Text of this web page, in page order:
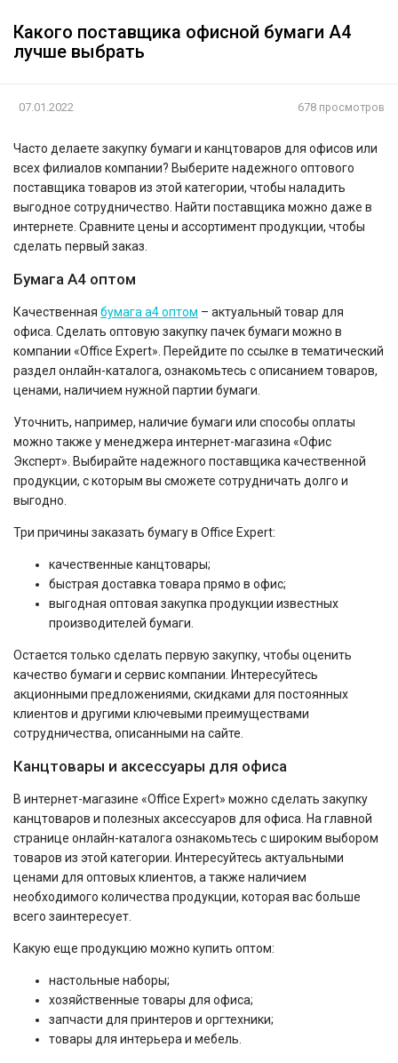
Какого поставщика офисной бумаги А4
лучше выбрать
678 просмотров
07.01.2022
Часто делаете закупку бумаги и канцтоваров для офисов или
всех филиалов компании? Выберите надежного оптового
поставщика товаров из этой категории, чтобы наладить
выгодное сотрудничество. Найти поставщика можно даже в
интернете. Сравните цены и ассортимент продукции, чтобы
сделать первый заказ.
Бумага А4 оптом
Качественная бумага а4 оптом – актуальный товар для
офиса. Сделать оптовую закупку пачек бумаги можно в
компании «Office Expert». Перейдите по ссылке в тематический
раздел онлайн-каталога, ознакомьтесь с описанием товаров,
ценами, наличием нужной партии бумаги.
Уточнить, например, наличие бумаги или способы оплаты
можно также у менеджера интернет-магазина «Офис
Эксперт». Выбирайте надежного поставщика качественной
продукции, с которым вы сможете сотрудничать долго и
выгодно.
Три причины заказать бумагу в Office Expert:
качественные канцтовары;
быстрая доставка товара прямо в офис;
выгодная оптовая закупка продукции известных
производителей бумаги.
Остается только сделать первую закупку, чтобы оценить
качество бумаги и сервис компании. Интересуйтесь
акционными предложениями, скидками для постоянных
клиентов и другими ключевыми преимуществами
сотрудничества, описанными на сайте.
Канцтовары и аксессуары для офиса
В интернет-магазине «Office Expert» можно сделать закупку
канцтоваров и полезных аксессуаров для офиса. На главной
странице онлайн-каталога ознакомьтесь с широким выбором
товаров из этой категории. Интересуйтесь актуальными
ценами для оптовых клиентов, а также наличием
необходимого количества продукции, которая вас больше
всего заинтересует.
Какую еще продукцию можно купить оптом:
настольные наборы;
хозяйственные товары для офиса;
запчасти для принтеров и оргтехники;
товары для интерьера и мебель.